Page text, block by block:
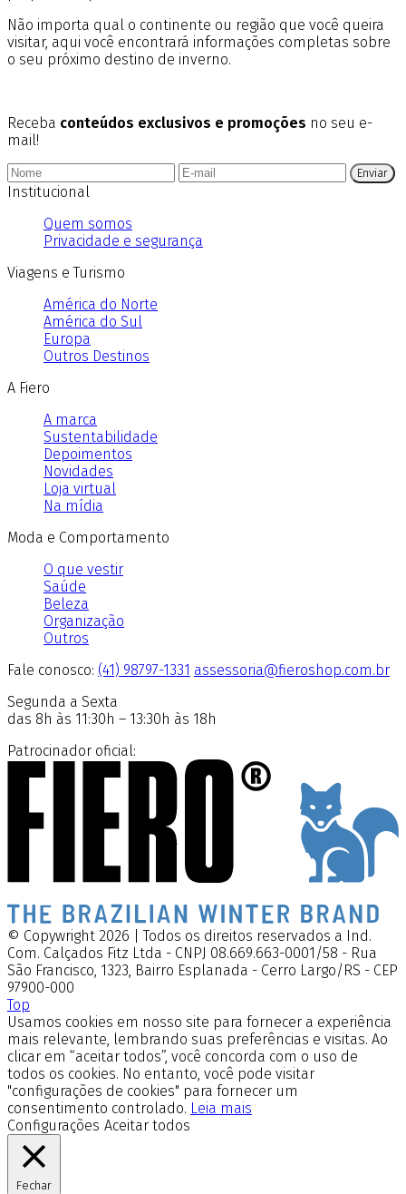
Não importa qual o continente ou região que você queira
visitar, aqui você encontrará informações completas sobre
o seu próximo destino de inverno.
Receba conteúdos exclusivos e promoções no seu e-
mail!
Enviar
Institucional
Quem somos
Privacidade e segurança
Viagens e Turismo
América do Norte
América do Sul
Europa
Outros Destinos
A Fiero
A marca
Sustentabilidade
Depoimentos
Novidades
Loja virtual
Na mídia
Moda e Comportamento
O que vestir
Saúde
Beleza
Organização
Outros
Fale conosco: (41) 98797-1331 assessoria@fieroshop.com.br
Segunda a Sexta
das 8h às 11:30h – 13:30h às 18h
Patrocinador oficial:
© Copywright 2026 | Todos os direitos reservados a Ind.
Com. Calçados Fitz Ltda - CNPJ 08.669.663-0001/58 - Rua
São Francisco, 1323, Bairro Esplanada - Cerro Largo/RS - CEP
97900-000
Top
Usamos cookies em nosso site para fornecer a experiência
mais relevante, lembrando suas preferências e visitas. Ao
clicar em “aceitar todos”, você concorda com o uso de
todos os cookies. No entanto, você pode visitar
"configurações de cookies" para fornecer um
consentimento controlado. Leia mais
Configurações Aceitar todos
Fechar